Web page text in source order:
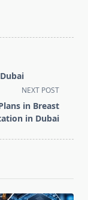
NEXT POST
in Breast
in Dubai